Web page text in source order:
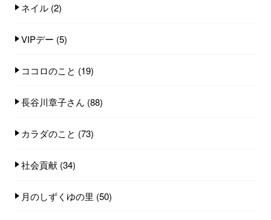
ネイル (2)
VIPデー (5)
ココロのこと (19)
長谷川章子さん (88)
カラダのこと (73)
社会貢献 (34)
月のしずくゆの里 (50)